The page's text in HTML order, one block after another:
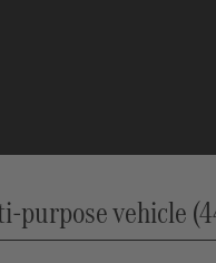
purpose vehicle